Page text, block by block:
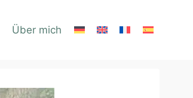
Über mich